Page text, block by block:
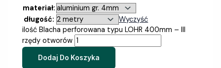
materiał:
długość:
Wyczyść
ilość Blacha perforowana typu LOHR 400mm – III
rzędy otworów
Dodaj Do Koszyka